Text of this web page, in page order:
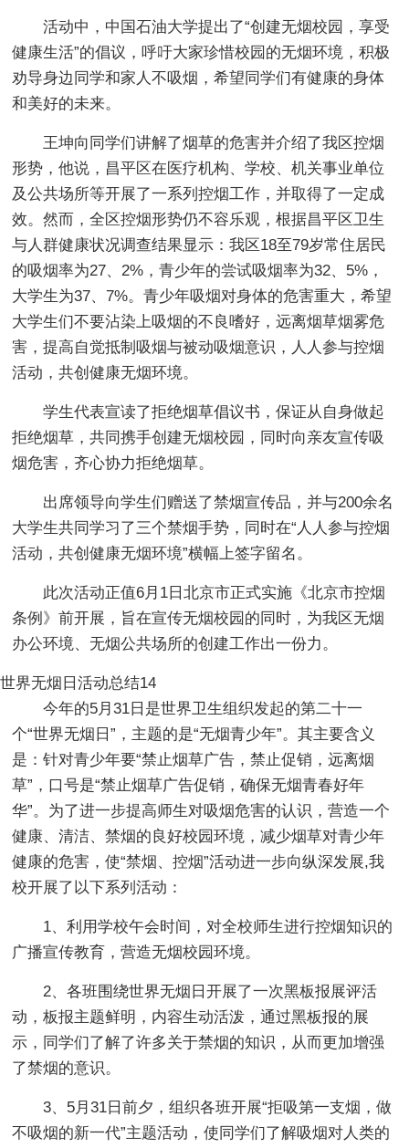
活动中，中国石油大学提出了“创建无烟校园，享受
健康生活”的倡议，呼吁大家珍惜校园的无烟环境，积极
劝导身边同学和家人不吸烟，希望同学们有健康的身体
和美好的未来。
王坤向同学们讲解了烟草的危害并介绍了我区控烟
形势，他说，昌平区在医疗机构、学校、机关事业单位
及公共场所等开展了一系列控烟工作，并取得了一定成
效。然而，全区控烟形势仍不容乐观，根据昌平区卫生
与人群健康状况调查结果显示：我区18至79岁常住居民
的吸烟率为27、2%，青少年的尝试吸烟率为32、5%，
大学生为37、7%。青少年吸烟对身体的危害重大，希望
大学生们不要沾染上吸烟的不良嗜好，远离烟草烟雾危
害，提高自觉抵制吸烟与被动吸烟意识，人人参与控烟
活动，共创健康无烟环境。
学生代表宣读了拒绝烟草倡议书，保证从自身做起
拒绝烟草，共同携手创建无烟校园，同时向亲友宣传吸
烟危害，齐心协力拒绝烟草。
出席领导向学生们赠送了禁烟宣传品，并与200余名
大学生共同学习了三个禁烟手势，同时在“人人参与控烟
活动，共创健康无烟环境”横幅上签字留名。
此次活动正值6月1日北京市正式实施《北京市控烟
条例》前开展，旨在宣传无烟校园的同时，为我区无烟
办公环境、无烟公共场所的创建工作出一份力。
世界无烟日活动总结14
今年的5月31日是世界卫生组织发起的第二十一
个“世界无烟日”，主题的是“无烟青少年”。其主要含义
是：针对青少年要“禁止烟草广告，禁止促销，远离烟
草”，口号是“禁止烟草广告促销，确保无烟青春好年
华”。为了进一步提高师生对吸烟危害的认识，营造一个
健康、清洁、禁烟的良好校园环境，减少烟草对青少年
健康的危害，使“禁烟、控烟”活动进一步向纵深发展,我
校开展了以下系列活动：
1、利用学校午会时间，对全校师生进行控烟知识的
广播宣传教育，营造无烟校园环境。
2、各班围绕世界无烟日开展了一次黑板报展评活
动，板报主题鲜明，内容生动活泼，通过黑板报的展
示，同学们了解了许多关于禁烟的知识，从而更加增强
了禁烟的意识。
3、5月31日前夕，组织各班开展“拒吸第一支烟，做
不吸烟的新一代”主题活动，使同学们了解吸烟对人类的